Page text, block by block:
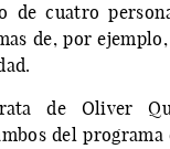
de cuatro
de, por
de Oliver
del